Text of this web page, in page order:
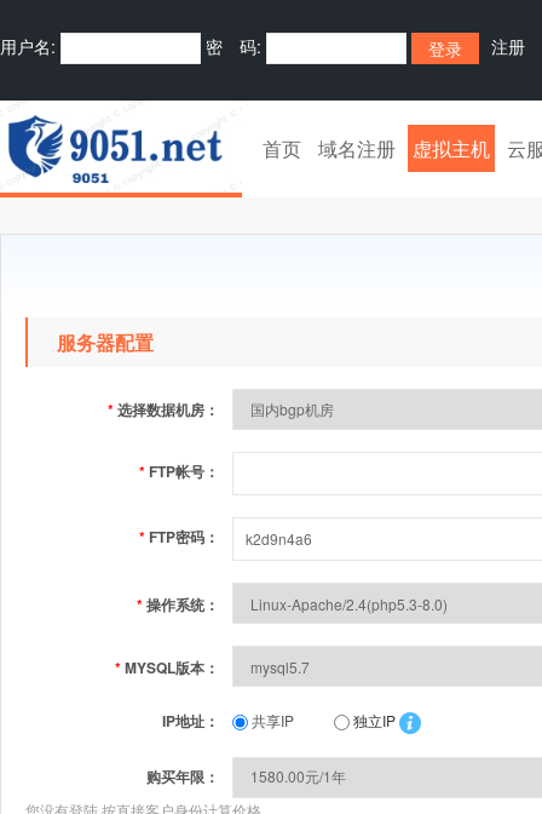
用户名: 密 码: 注册
首页 域名注册 虚拟主机 云
服务器配置
*选择数据机房：
* FTP帐号：
* FTP密码：
*操作系统：
*MYSQL版本：
IP地址： 共享IP 独立IP
购买年限：
您没有登陆,按直接客户身份计算价格